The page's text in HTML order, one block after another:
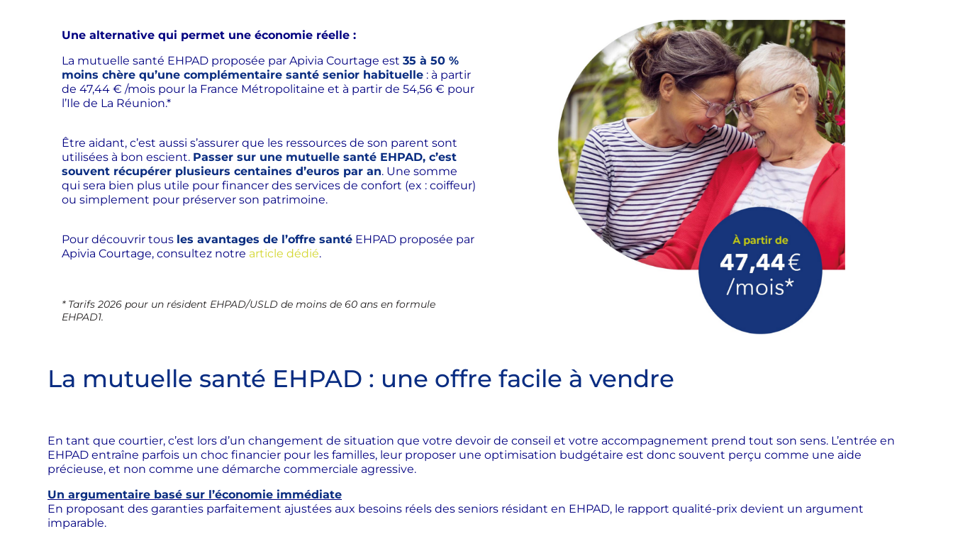
Une alternative qui permet une économie réelle :
La mutuelle santé EHPAD proposée par Apivia Courtage est 35 à 50 %
moins chère qu’une complémentaire santé senior habituelle : à partir
de 47,44 € /mois pour la France Métropolitaine et à partir de 54,56 € pour
l’Ile de La Réunion.*
Être aidant, c’est aussi s’assurer que les ressources de son parent sont
utilisées à bon escient. Passer sur une mutuelle santé EHPAD, c’est
souvent récupérer plusieurs centaines d’euros par an. Une somme
qui sera bien plus utile pour financer des services de confort (ex : coiffeur)
ou simplement pour préserver son patrimoine.
Pour découvrir tous les avantages de l’offre santé EHPAD proposée par
Apivia Courtage, consultez notre article dédié.
* Tarifs 2026 pour un résident EHPAD/USLD de moins de 60 ans en formule
EHPAD1.
La mutuelle santé EHPAD : une offre facile à vendre
En tant que courtier, c’est lors d’un changement de situation que votre devoir de conseil et votre accompagnement prend tout son sens. L’entrée en
EHPAD entraîne parfois un choc financier pour les familles, leur proposer une optimisation budgétaire est donc souvent perçu comme une aide
précieuse, et non comme une démarche commerciale agressive.
Un argumentaire basé sur l’économie immédiate
En proposant des garanties parfaitement ajustées aux besoins réels des seniors résidant en EHPAD, le rapport qualité-prix devient un argument
imparable.